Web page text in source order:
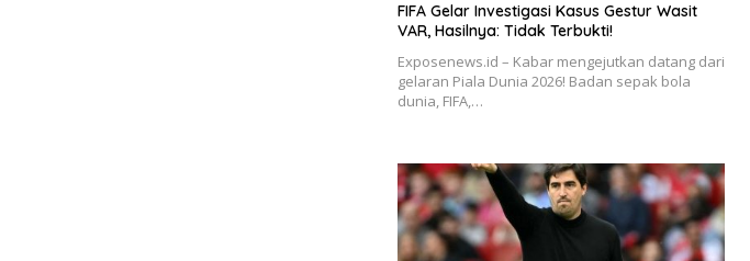
FIFA Gelar Investigasi Kasus Gestur Wasit
VAR, Hasilnya: Tidak Terbukti!
Exposenews.id – Kabar mengejutkan datang dari
gelaran Piala Dunia 2026! Badan sepak bola
dunia, FIFA,…